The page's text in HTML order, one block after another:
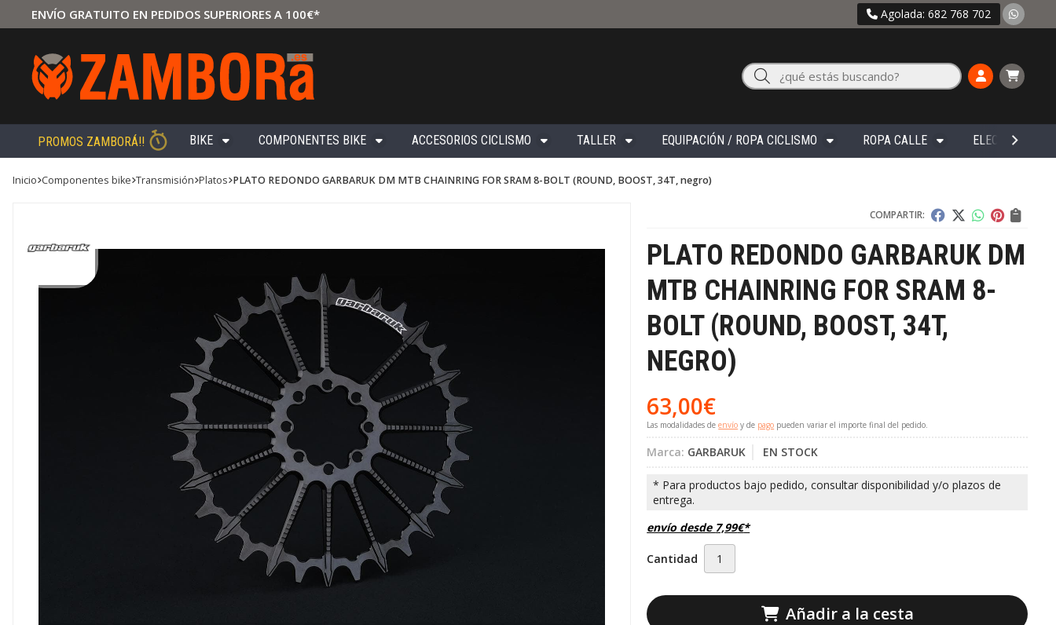
ENVÍO GRATUITO EN PEDIDOS SUPERIORES A 100€* Agolada: 682 768 702
Buscar
PROMOS ZAMBORÁ!! BIKE COMPONENTES BIKE ACCESORIOS CICLISMO TALLER EQUIPACIÓN / ROPA CICLISMO ROPA CALLE ELECTRÓNICA
Inicio componentes bike transmisión platos PLATO REDONDO GARBARUK DM MTB CHAINRING FOR SRAM 8-BOLT (ROUND, BOOST, 34T, negro)
COMPARTIR:
PLATO REDONDO GARBARUK DM
MTB CHAINRING FOR SRAM 8-
BOLT (ROUND, BOOST, 34T,
NEGRO)
63,00€
Las modalidades deenvío y de pago pueden variar el importe final del pedido.
Marca: GARBARUK EN STOCK
envío desde 7,99€*
Cantidad
Añadir a la cesta